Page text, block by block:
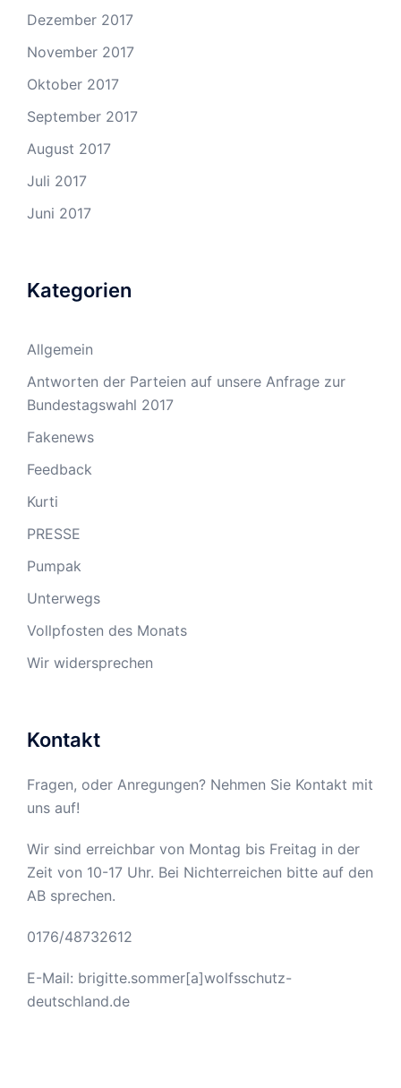
Dezember 2017
November 2017
Oktober 2017
September 2017
August 2017
Juli 2017
Juni 2017
Kategorien
Allgemein
Antworten der Parteien auf unsere Anfrage zur
Bundestagswahl 2017
Fakenews
Feedback
Kurti
PRESSE
Pumpak
Unterwegs
Vollpfosten des Monats
Wir widersprechen
Kontakt
Fragen, oder Anregungen? Nehmen Sie Kontakt mit
uns auf!
Wir sind erreichbar von Montag bis Freitag in der
Zeit von 10-17 Uhr. Bei Nichterreichen bitte auf den
AB sprechen.
0176/48732612
E-Mail: brigitte.sommer[a]wolfsschutz-
deutschland.de